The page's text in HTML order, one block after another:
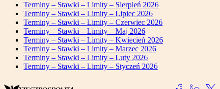
Terminy – Stawki – Limity – Sierpień 2026
Terminy – Stawki – Limity – Lipiec 2026
Terminy – Stawki – Limity – Czerwiec 2026
Terminy – Stawki – Limity – Maj 2026
Terminy – Stawki – Limity – Kwiecień 2026
Terminy – Stawki – Limity – Marzec 2026
Terminy – Stawki – Limity – Luty 2026
Terminy – Stawki – Limity – Styczeń 2026